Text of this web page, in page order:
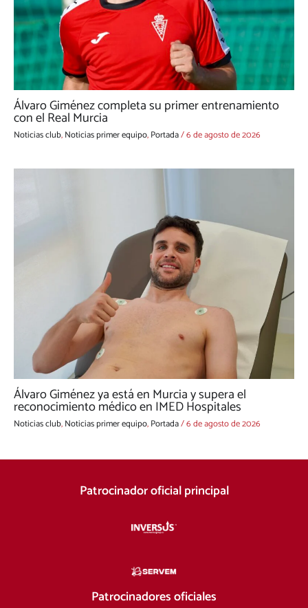
Álvaro Giménez completa su primer entrenamiento
con el Real Murcia
Noticias club,Noticias primer equipo,Portada/6 de agosto de 2026
Álvaro Giménez ya está en Murcia y supera el
reconocimiento médico en IMED Hospitales
Noticias club,Noticias primer equipo,Portada/6 de agosto de 2026
Patrocinador oficial principal
Patrocinadores oficiales